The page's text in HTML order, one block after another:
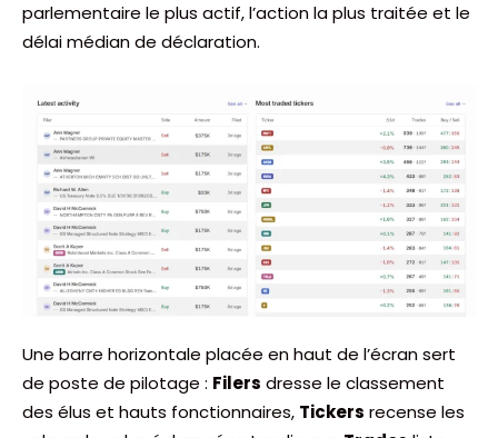
parlementaire le plus actif, l’action la plus traitée et le
délai médian de déclaration.
Une barre horizontale placée en haut de l’écran sert
de poste de pilotage : Filers dresse le classement
des élus et hauts fonctionnaires, Tickers recense les